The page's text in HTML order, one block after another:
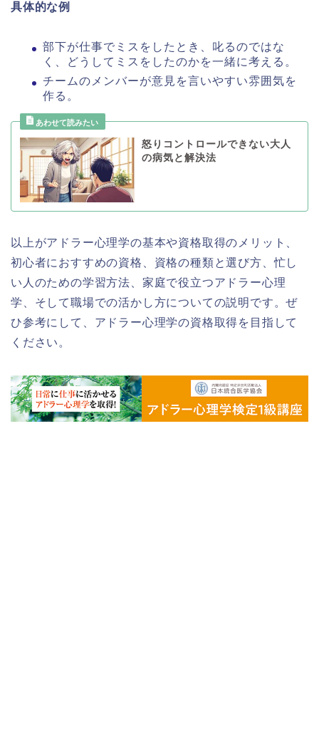
具体的な例
部下が仕事でミスをしたとき、叱るのではな
く、どうしてミスをしたのかを一緒に考える。
チームのメンバーが意見を言いやすい雰囲気を
作る。
怒りコントロールできない大人
の病気と解決法
以上がアドラー心理学の基本や資格取得のメリット、
初心者におすすめの資格、資格の種類と選び方、忙し
い人のための学習方法、家庭で役立つアドラー心理
学、そして職場での活かし方についての説明です。ぜ
ひ参考にして、アドラー心理学の資格取得を目指して
ください。